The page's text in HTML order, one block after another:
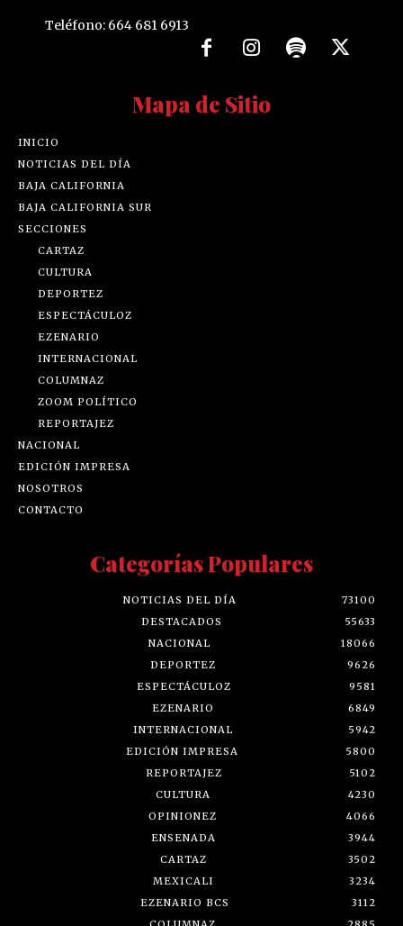
Teléfono: 664 681 6913
Mapa de Sitio
INICIO
NOTICIAS DEL DÍA
BAJA CALIFORNIA
BAJA CALIFORNIA SUR
SECCIONES
CARTAZ
CULTURA
DEPORTEZ
ESPECTÁCULOZ
EZENARIO
INTERNACIONAL
COLUMNAZ
ZOOM POLÍTICO
REPORTAJEZ
NACIONAL
EDICIÓN IMPRESA
NOSOTROS
CONTACTO
Categorías Populares
NOTICIAS DEL DÍA
73100
DESTACADOS
55633
NACIONAL
18066
DEPORTEZ
9626
ESPECTÁCULOZ
9581
EZENARIO
6849
INTERNACIONAL
5942
EDICIÓN IMPRESA
5800
REPORTAJEZ
5102
CULTURA
4230
OPINIONEZ
4066
ENSENADA
3944
CARTAZ
3502
MEXICALI
3234
EZENARIO BCS
3112